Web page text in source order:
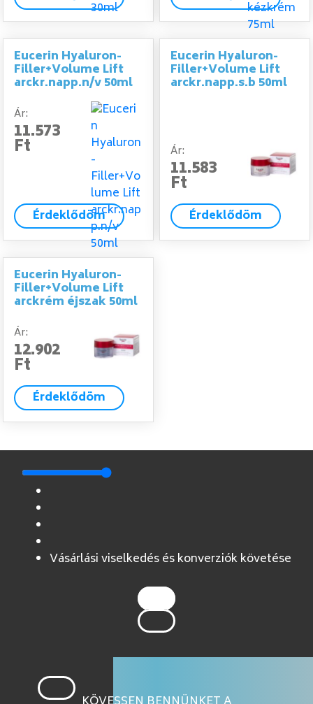
Eucerin Hyaluron-
Filler+Volume Lift
arckr.napp.n/v 50ml
Ár:
11.573
Ft
Érdeklődöm
Eucerin Hyaluron-
Filler+Volume Lift
arckr.napp.s.b 50ml
Ár:
11.583
Ft
Érdeklődöm
Eucerin Hyaluron-
Filler+Volume Lift
arckrém éjszak 50ml
Ár:
12.902
Ft
Érdeklődöm
Vásárlási viselkedés és konverziók követése